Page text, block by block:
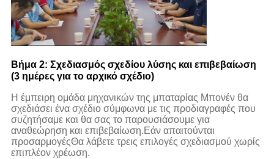
Βήμα 2: Σχεδιασμός σχεδίου λύσης και επιβεβαίωση
(3 ημέρες για το αρχικό σχέδιο)
Η έμπειρη ομάδα μηχανικών της μπαταρίας Μπονέν θα
σχεδιάσει ένα σχέδιο σύμφωνα με τις προδιαγραφές που
συζητήσαμε και θα σας το παρουσιάσουμε για
αναθεώρηση και επιβεβαίωση.Εάν απαιτούνται
προσαρμογέςΘα λάβετε τρεις επιλογές σχεδιασμού χωρίς
επιπλέον χρέωση.